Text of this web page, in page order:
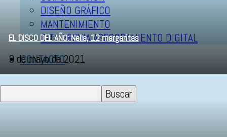
DISEÑO GRÁFICO
MANTENIMIENTO
CITA PREVIA ASESORAMIENTO DIGITAL
CONTACTO
EL DISCO DEL AÑO: Nella, 12 margaritas
9 de mayo de 2021